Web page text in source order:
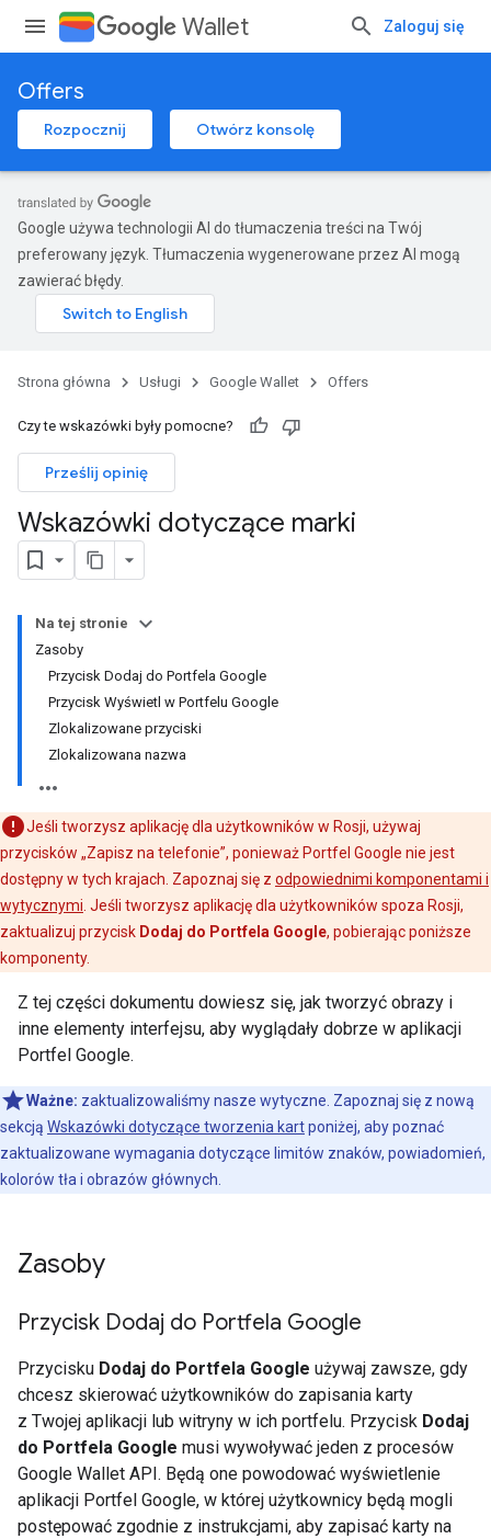
Wallet Zaloguj się
Offers
Rozpocznij Otwórz konsolę
Google używa technologii AI do tłumaczenia treści na Twój
preferowany język. Tłumaczenia wygenerowane przez AI mogą
zawierać błędy.
Strona główna Usługi Google Wallet Offers
Czy te wskazówki były pomocne?
Prześlij opinię
Wskazówki dotyczące marki
Na tej stronie
Zasoby
Przycisk Dodaj do Portfela Google
Przycisk Wyświetl w Portfelu Google
Zlokalizowane przyciski
Zlokalizowana nazwa
Jeśli tworzysz aplikację dla użytkowników w Rosji, używaj
przycisków „Zapisz na telefonie”, ponieważ Portfel Google nie jest
dostępny w tych krajach. Zapoznaj się z odpowiednimi komponentami i
wytycznymi . Jeśli tworzysz aplikację dla użytkowników spoza Rosji,
zaktualizuj przycisk Dodaj do Portfela Google, pobierając poniższe
komponenty.
Z tej części dokumentu dowiesz się, jak tworzyć obrazy i
inne elementy interfejsu, aby wyglądały dobrze w aplikacji
Portfel Google.
Ważne: zaktualizowaliśmy nasze wytyczne. Zapoznaj się z nową
sekcją Wskazówki dotyczące tworzenia kartponiżej, aby poznać
zaktualizowane wymagania dotyczące limitów znaków, powiadomień,
kolorów tła i obrazów głównych.
Zasoby
Przycisk Dodaj do Portfela Google
Przycisku Dodaj do Portfela Google używaj zawsze, gdy
chcesz skierować użytkowników do zapisania karty
z Twojej aplikacji lub witryny w ich portfelu. Przycisk Dodaj
do Portfela Google musi wywoływać jeden z procesów
Google Wallet API. Będą one powodować wyświetlenie
aplikacji Portfel Google, w której użytkownicy będą mogli
postępować zgodnie z instrukcjami, aby zapisać karty na